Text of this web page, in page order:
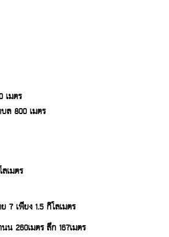
เมตร
ล 800 เมตร
เมตร
เพียง 1.5 กิโลเมตร
260เมตร ลึก 167เมตร